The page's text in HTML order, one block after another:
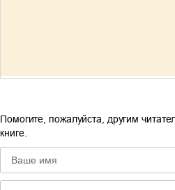
Помогите, пожалуйста, другим
книге.